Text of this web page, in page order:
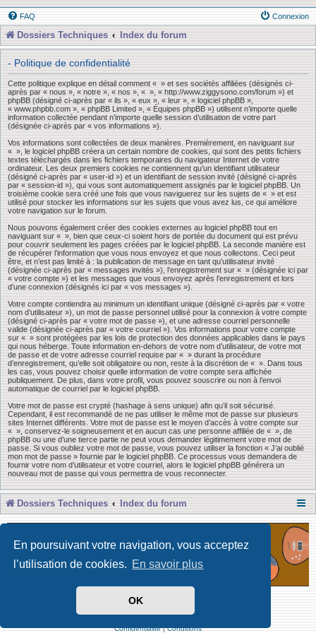
En poursuivant votre navigation, vous acceptez
l’utilisation de cookies. En savoir plus
OK
FAQ Connexion
Dossiers Techniques Index du forum
- Politique de confidentialité
Cette politique explique en détail comment « » et ses sociétés affiliées (désignés ci-
après par « nous », « notre », « nos », « », « http://www.ziggysono.com/forum ») et
phpBB (désigné ci-après par « ils », « eux », « leur », « logiciel phpBB »,
« www.phpbb.com », « phpBB Limited », « Équipes phpBB ») utilisent n’importe quelle
information collectée pendant n’importe quelle session d’utilisation de votre part
(désignée ci-après par « vos informations »).
Vos informations sont collectées de deux manières. Premièrement, en naviguant sur
« », le logiciel phpBB créera un certain nombre de cookies, qui sont des petits fichiers
textes téléchargés dans les fichiers temporaires du navigateur Internet de votre
ordinateur. Les deux premiers cookies ne contiennent qu’un identifiant utilisateur
(désigné ci-après par « user-id ») et un identifiant de session invité (désigné ci-après
par « session-id »), qui vous sont automatiquement assignés par le logiciel phpBB. Un
troisième cookie sera créé une fois que vous naviguerez sur les sujets de « » et est
utilisé pour stocker les informations sur les sujets que vous avez lus, ce qui améliore
votre navigation sur le forum.
Nous pouvons également créer des cookies externes au logiciel phpBB tout en
naviguant sur « », bien que ceux-ci soient hors de portée du document qui est prévu
pour couvrir seulement les pages créées par le logiciel phpBB. La seconde manière est
de récupérer l’information que vous nous envoyez et que nous collectons. Ceci peut
être, et n’est pas limité à : la publication de message en tant qu’utilisateur invité
(désignée ci-après par « messages invités »), l’enregistrement sur « » (désignée ici par
« votre compte ») et les messages que vous envoyez après l’enregistrement et lors
d’une connexion (désignés ici par « vos messages »).
Votre compte contiendra au minimum un identifiant unique (désigné ci-après par « votre
nom d’utilisateur »), un mot de passe personnel utilisé pour la connexion à votre compte
(désigné ci-après par « votre mot de passe »), et une adresse courriel personnelle
valide (désignée ci-après par « votre courriel »). Vos informations pour votre compte
sur « » sont protégées par les lois de protection des données applicables dans le pays
qui nous héberge. Toute information en-dehors de votre nom d’utilisateur, de votre mot
de passe et de votre adresse courriel requise par « » durant la procédure
d’enregistrement, qu’elle soit obligatoire ou non, reste à la discrétion de « ». Dans tous
les cas, vous pouvez choisir quelle information de votre compte sera affichée
publiquement. De plus, dans votre profil, vous pouvez souscrire ou non à l’envoi
automatique de courriel par le logiciel phpBB.
Votre mot de passe est crypté (hashage à sens unique) afin qu’il soit sécurisé.
Cependant, il est recommandé de ne pas utiliser le même mot de passe sur plusieurs
sites Internet différents. Votre mot de passe est le moyen d’accès à votre compte sur
« », conservez-le soigneusement et en aucun cas une personne affiliée de « », de
phpBB ou une d’une tierce partie ne peut vous demander légitimement votre mot de
passe. Si vous oubliez votre mot de passe, vous pouvez utiliser la fonction « J’ai oublié
mon mot de passe » fournie par le logiciel phpBB. Ce processus vous demandera de
fournir votre nom d’utilisateur et votre courriel, alors le logiciel phpBB générera un
nouveau mot de passe qui vous permettra de vous reconnecter.
Dossiers Techniques Index du forum
Développé par Forum Software © phpBB Limited
Traduit par phpBB-fr
Confidentialité|Conditions